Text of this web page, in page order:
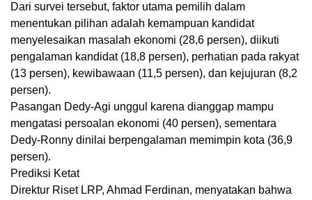
Dari survei tersebut, faktor utama pemilih dalam
menentukan pilihan adalah kemampuan kandidat
menyelesaikan masalah ekonomi (28,6 persen), diikuti
pengalaman kandidat (18,8 persen), perhatian pada rakyat
(13 persen), kewibawaan (11,5 persen), dan kejujuran (8,2
persen).
Pasangan Dedy-Agi unggul karena dianggap mampu
mengatasi persoalan ekonomi (40 persen), sementara
Dedy-Ronny dinilai berpengalaman memimpin kota (36,9
persen).
Prediksi Ketat
Direktur Riset LRP, Ahmad Ferdinan, menyatakan bahwa